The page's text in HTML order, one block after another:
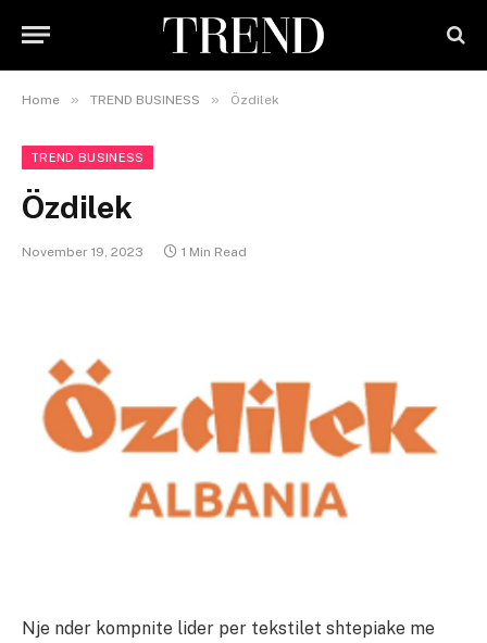
Home » TREND BUSINESS » Özdilek
TREND BUSINESS
Özdilek
November 19, 2023 1 Min Read
Nje nder kompnite lider per tekstilet shtepiake me